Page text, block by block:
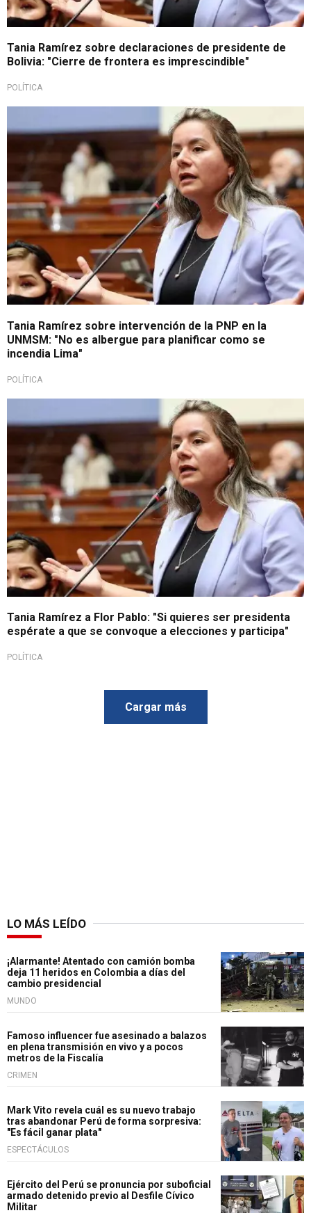
Tania Ramírez sobre declaraciones de presidente de
Bolivia: "Cierre de frontera es imprescindible"
POLÍTICA
Tania Ramírez sobre intervención de la PNP en la
UNMSM: "No es albergue para planificar como se
incendia Lima"
POLÍTICA
Tania Ramírez a Flor Pablo: "Si quieres ser presidenta
espérate a que se convoque a elecciones y participa"
POLÍTICA
Cargar más
LO MÁS LEÍDO
¡Alarmante! Atentado con camión bomba
deja 11 heridos en Colombia a días del
cambio presidencial
MUNDO
Famoso influencer fue asesinado a balazos
en plena transmisión en vivo y a pocos
metros de la Fiscalía
CRIMEN
Mark Vito revela cuál es su nuevo trabajo
tras abandonar Perú de forma sorpresiva:
"Es fácil ganar plata"
ESPECTÁCULOS
Ejército del Perú se pronuncia por suboficial
armado detenido previo al Desfile Cívico
Militar